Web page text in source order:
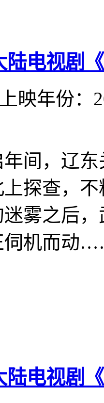
陆电视剧
上映年份：
，辽东
探查，
迷雾之后
伺机而动
陆电视剧